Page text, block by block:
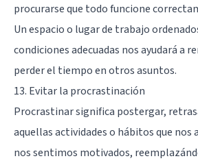
procurarse que todo funcione
Un espacio o lugar de trabajo
condiciones adecuadas nos ayudará a
perder el tiempo en otros asuntos.
13. Evitar la procrastinación
Procrastinar significa postergar,
aquellas actividades o hábitos que nos
nos sentimos motivados,